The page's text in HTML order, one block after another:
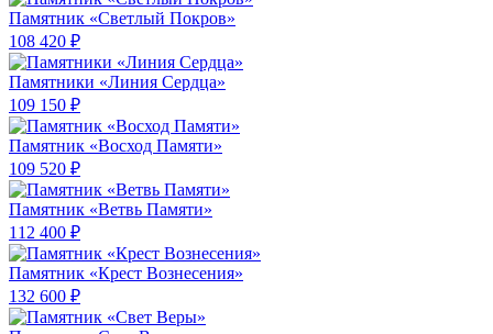
Памятник «Светлый Покров»
108 420 ₽
Памятники «Линия Сердца»
109 150 ₽
Памятник «Восход Памяти»
109 520 ₽
Памятник «Ветвь Памяти»
112 400 ₽
Памятник «Крест Вознесения»
132 600 ₽